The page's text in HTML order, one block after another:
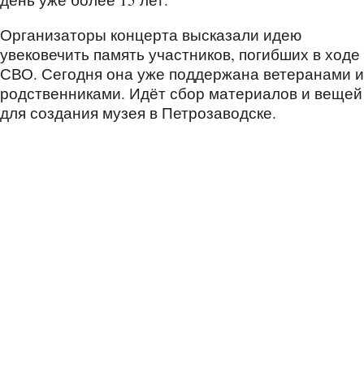
Организаторы концерта высказали идею
увековечить память участников, погибших в ходе
СВО. Сегодня она уже поддержана ветеранами и
родственниками. Идёт сбор материалов и вещей
для создания музея в Петрозаводске.